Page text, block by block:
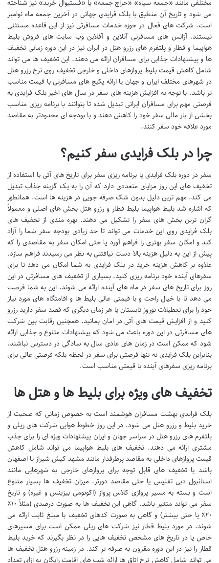
مختلفی مانند «جمعه سیاه» «حراج جمعه» یا «فستیوال خرید» نیز شناخته
می شود و تاریخ آن منطبق با بلک فرایدی جهانی در آخرین جمعه ماه نوامبر
است. شرکت های فعال در حوزه خدمات مسافرتی نیز از این قاعده مستثنی
نیستند. آژانس های مسافرتی آنلاین و آفلاین وب سایت های فروش بلیط
هواپیما و قطار و پلتفرم های رزرو هتل در ایران نیز در این دوره زمانی تخفیف
ها و پیشنهادات جذابی برای مسافران ارائه می دهند. این تخفیف ها می تواند
شامل کاهش قیمت بلیط پروازهای داخلی و خارجی تخفیف روی نرخ رزرو هتل
در شهرهای مختلف ایران و جهان یا ارائه پکیج های مسافرتی با قیمت مناسب
تر باشد. با توجه به افزایش هزینه های سفر در سال های اخیر بلک فرایدی به
فرصتی مهم برای مسافران ایرانی تبدیل شده تا بتوانند با برنامه ریزی مناسب
بخشی از بار مالی سفر خود را کاهش دهند و با بودجه ای محدودتر به مقاصد
مورد علاقه خود سفر کنند.
چرا در بلک فرایدی سفر کنیم؟
سفر در دوره بلک فرایدی یا برنامه ریزی سفر برای تاریخ های آتی با استفاده از
تخفیف های این روز مزایای متعددی دارد که آن را به یک گزینه جذاب تبدیل
می کند. مهم ترین دلیل بدون شک صرفه جویی در هزینه ها است. همانطور
که اشاره شد بلیط هواپیما بلیط قطار و رزرو هتل بخش های اصلی و معمولاً
گران ترین بخش های سفر را تشکیل می دهند. بهره مندی از تخفیف های
بلک فرایدی روی این خدمات می تواند تا حد زیادی بودجه سفر شما را آزاد
کند و امکان سفر بهتری را فراهم آورد یا حتی امکان سفر به مقاصدی را که
پیش از این به دلیل هزینه بالا دست نیافتنی به نظر می رسیدند فراهم سازد.
علاوه بر کاهش هزینه خرید در بلک فرایدی به شما امکان می دهد تا برای
سفرهای آینده خود برنامه ریزی کنید. بسیاری از تخفیف های مسافرتی در این
روز برای تاریخ های سفر در ماه های آینده ارائه می شوند. این به شما فرصت
می دهد تا با خیال راحت و با قیمتی عالی بلیط ها و اقامتگاه های مورد نیاز
خود را برای تعطیلات نوروز تابستان یا هر زمان دیگری که قصد سفر دارید رزرو
کنید و از افزایش قیمت های آتی در امان بمانید. همچنین رقابت بین شرکت
های مسافرتی در این دوره باعث می شود که پیشنهادات متنوع و جذابی ارائه
شود که ممکن است در زمان های عادی سال به سادگی در دسترس نباشند.
بنابراین بلک فرایدی نه تنها فرصتی برای سفر در لحظه بلکه فرصتی عالی برای
برنامه ریزی سفرهای آینده با قیمتی مناسب است.
تخفیف های ویژه برای بلیط ها و هتل ها
بلک فرایدی بهشت مسافران هوشمند است به خصوص زمانی که صحبت از
خرید بلیط و رزرو هتل می شود. در این روز خطوط هوایی شرکت های ریلی و
پلتفرم های رزرو هتل در سراسر جهان و ایران پیشنهادات ویژه ای را برای جذب
مشتری ارائه می دهند. تخفیف های بلیط هواپیما می تواند شامل کاهش
قیمت پروازهای داخلی به مقاصد پرطرفدار مانند مشهد کیش شیراز یا اصفهان
باشد یا تخفیف های قابل توجه برای پروازهای خارجی به شهرهایی مانند
استانبول دبی تفلیس یا حتی مقاصد دورتر. میزان تخفیف ها بسیار متنوع
است و بسته به مسیر پروازی کلاس پرواز (اکونومی بیزینس و غیره) و تاریخ
سفر می تواند متغیر باشد. گاهی این تخفیف ها به صورت درصدی (مثلاً ۱۰٪
۲۰٪ یا حتی بیشتر) و گاهی به صورت کدهای تخفیف با مبلغ ثابت ارائه می
شوند. در مورد بلیط قطار نیز شرکت های ریلی ممکن است برای مسیرهای
خاص یا در تاریخ های مشخص تخفیف هایی را در نظر بگیرند که خرید بلیط
قطار را نیز در این دوره مقرون به صرفه تر کند. در زمینه رزرو هتل تخفیف ها
می تواند شامل کاهش نرخ اتاق ها ارائه شب های اقامت رایگان به ازای تعداد